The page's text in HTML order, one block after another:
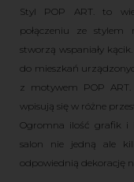
Styl POP ART. to
połączeniu ze stylem
stworzą wspaniały
do mieszkań
z motywem POP
wpisują się w różne
Ogromna ilość grafik i
salon nie jedną ale
odpowiednią dekorację